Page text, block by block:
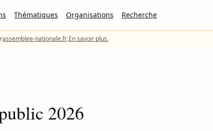
Thématiques Organisations Recherche
assemblee-nationale.fr.En savoir plus.
2026